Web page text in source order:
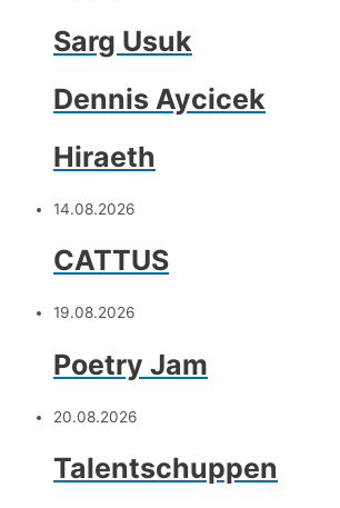
Sarg Usuk
Dennis Aycicek
Hiraeth
14.08.2026
CATTUS
19.08.2026
Poetry Jam
20.08.2026
Talentschuppen